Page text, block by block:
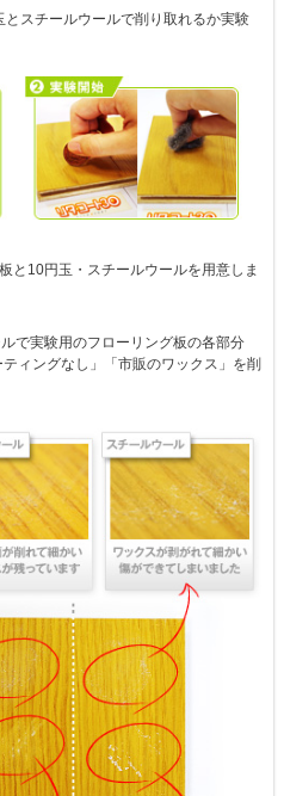
とスチールウールで削り取れるか実験
と10円玉・スチールウールを用意しま
で実験用のフローリング板の各部分
ィングなし」「市販のワックス」を削